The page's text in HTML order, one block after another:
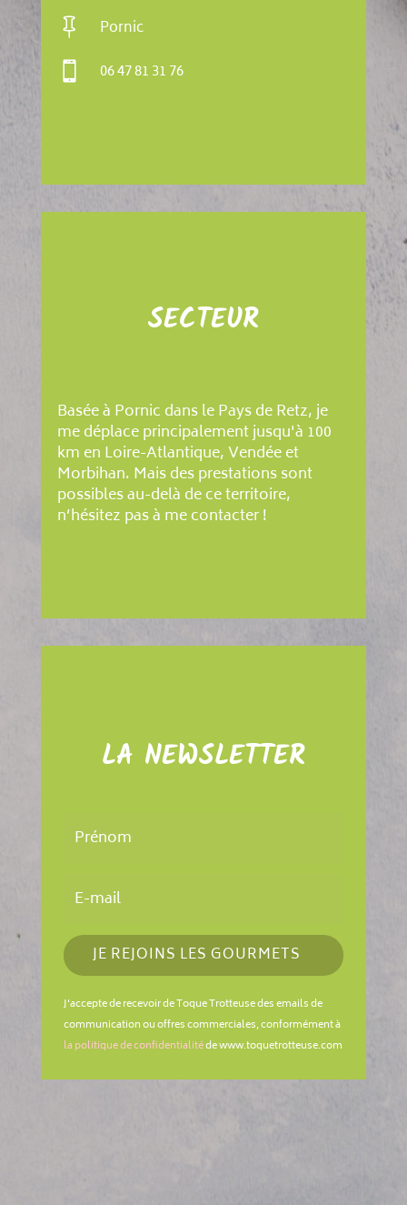
 Pornic
 06 47 81 31 76
SECTEUR
Basée à Pornic dans le Pays de Retz, je
me déplace principalement jusqu'à 100
km en Loire-Atlantique, Vendée et
Morbihan. Mais des prestations sont
possibles au-delà de ce territoire,
n’hésitez pas à me contacter !
LA NEWSLETTER
JE REJOINS LES GOURMETS
J'accepte de recevoir de Toque Trotteuse des emails de
communication ou offres commerciales, conformément à
la politique de confidentialitéde www.toquetrotteuse.com